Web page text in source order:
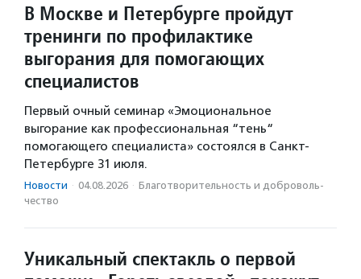
В Москве и Петербурге пройдут
тренинги по профилактике
выгорания для помогающих
специалистов
Первый очный семинар «Эмоциональное
выгорание как профессиональная “тень“
помогающего специалиста» состоялся в Санкт-
Петербурге 31 июля.
Новости · 04.08.2026 · Благотвори­тель­ность и доброволь­
чест­во
Уникальный спектакль о первой